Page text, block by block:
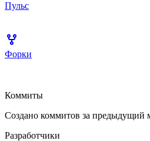
Пульс
Форки
Коммиты
Создано коммитов за предыдущий
Разработчики